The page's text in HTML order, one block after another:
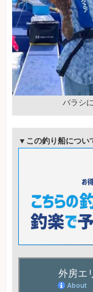
バラシ
▼この釣り船につい